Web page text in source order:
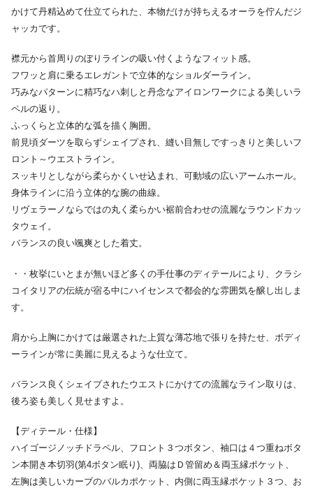
かけて丹精込めて仕立てられた、本物だけが持ちえるオーラを佇んだジ
ャッカです。
襟元から首周りのぼりラインの吸い付くようなフィット感。
フワッと肩に乗るエレガントで立体的なショルダーライン。
巧みなパターンに精巧なハ刺しと丹念なアイロンワークによる美しいラ
ペルの返り。
ふっくらと立体的な弧を描く胸囲。
前見頃ダーツを取らずシェイプされ、縫い目無しですっきりと美しいフ
ロント～ウエストライン。
スッキリとしながら柔らかくいせ込まれ、可動域の広いアームホール。
身体ラインに沿う立体的な腕の曲線。
リヴェラーノならではの丸く柔らかい裾前合わせの流麗なラウンドカッ
タウェイ。
バランスの良い颯爽とした着丈。
・・枚挙にいとまが無いほど多くの手仕事のディテールにより、クラシ
コイタリアの伝統が宿る中にハイセンスで都会的な雰囲気を醸し出しま
す。
肩から上胸にかけては厳選された上質な薄芯地で張りを持たせ、ボディ
ーラインが常に美麗に見えるような仕立て。
バランス良くシェイプされたウエストにかけての流麗なライン取りは、
後ろ姿も美しく見せますよ。
【ディテール・仕様】
ハイゴージノッチドラペル、フロント３つボタン、袖口は４つ重ねボタ
ン本開き本切羽(第4ボタン眠り)、両脇はＤ管留め＆両玉縁ポケット、
左胸は美しいカーブのバルカポケット、内側に両玉縁ポケット３つ、お